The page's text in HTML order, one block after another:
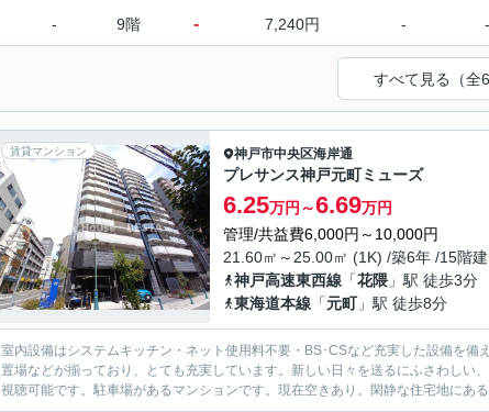
- 9階 - 7,240円 - -
すべて見る（全6
賃貸マンション 神戸市中央区海岸通
プレサンス神戸元町ミューズ
6.25万円～6.69万円
管理/共益費6,000円～10,000円
21.60㎡～25.00㎡ (1K) /築6年 /15階建
神戸高速東西線 「花隈 」駅 徒歩3分
東海道本線 「元町」駅 徒歩8分
室内設備はシステムキッチン・ネット使用料不要・BS･CSなど充実した設備を
置場などが揃っており、とても充実しています。新しい日々を送るにふさわしい
視聴可能です。駐車場があるマンションです。現在空きあり。閑静な住宅地にあ